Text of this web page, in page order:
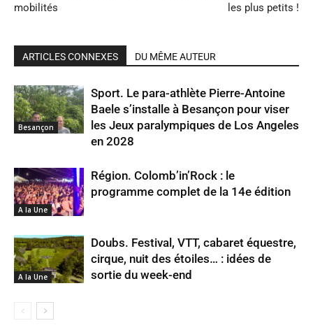
mobilités
les plus petits !
ARTICLES CONNEXES DU MÊME AUTEUR
Besançon
Sport. Le para-athlète Pierre-Antoine
Baele s’installe à Besançon pour viser
les Jeux paralympiques de Los Angeles
en 2028
A la Une
Région. Colomb’in’Rock : le
programme complet de la 14e édition
A la Une
Doubs. Festival, VTT, cabaret équestre,
cirque, nuit des étoiles… : idées de
sortie du week-end